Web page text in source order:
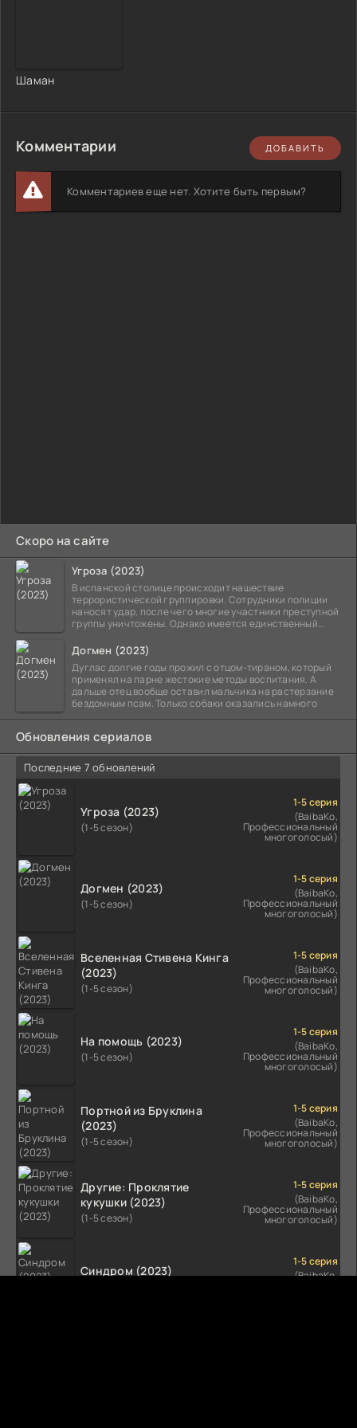
Скоро на сайте
Угроза (2023)
В испанской столице происходит нашествие
террористической группировки. Сотрудники полиции
наносят удар, после чего многие участники преступной
группы уничтожены. Однако имеется единственный
Догмен (2023)
Дуглас долгие годы прожил с отцом-тираном, который
применял на парне жестокие методы воспитания. А
дальше отец вообще оставил мальчика на растерзание
бездомным псам. Только собаки оказались намного
Обновления сериалов
Последние 7 обновлений
Угроза (2023)
(1-5 сезон)
1-5 серия
(BaibaKo,
Профессиональный
многоголосый)
Догмен (2023)
(1-5 сезон)
1-5 серия
(BaibaKo,
Профессиональный
многоголосый)
Вселенная Стивена Кинга
(2023)
(1-5 сезон)
1-5 серия
(BaibaKo,
Профессиональный
многоголосый)
На помощь (2023)
(1-5 сезон)
1-5 серия
(BaibaKo,
Профессиональный
многоголосый)
Портной из Бруклина
(2023)
(1-5 сезон)
1-5 серия
(BaibaKo,
Профессиональный
многоголосый)
Другие: Проклятие
кукушки (2023)
(1-5 сезон)
1-5 серия
(BaibaKo,
Профессиональный
многоголосый)
Синдром (2023)
1-5 серия
(BaibaKo,
Шаман
Комментарии ДОБАВИТЬ
Комментариев еще нет. Хотите быть первым?